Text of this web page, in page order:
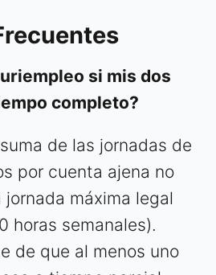
si mis dos
completo?
de las jornadas de
por cuenta ajena no
máxima legal
horas semanales).
de que al menos uno